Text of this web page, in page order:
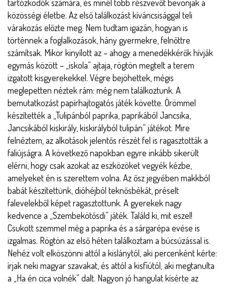
tartózkodók számára, és minél több részvevőt bevonjak a
közösségi életbe. Az első találkozást kíváncsisággal teli
várakozás előzte meg. Nem tudtam igazán, hogyan is
történnek a foglalkozások, hány gyermekre, felnőttre
számítsak. Mikor kinyílott az – ahogy a menedékkérők hívják
egymás között – „iskola” ajtaja, rögtön megtelt a terem
izgatott kisgyerekekkel. Végre bejöhettek, mégis
meglepetten néztek rám: még nem találkoztunk. A
bemutatkozást papírhajtogatós játék követte. Örömmel
készítették a „Tulipánból paprika, paprikából Jancsika,
Jancsikából kiskirály, kiskirályból tulipán” játékot. Mire
felnéztem, az alkotások jelentős részét fel is ragasztották a
faliújságra. A következő napokban egyre inkább sikerült
elérni, hogy csak azokat az eszközöket vegyék kézbe,
amelyeket én is szerettem volna. Az ősz jegyében makkból
babát készítettünk, dióhéjból teknősbékát, préselt
falevelekből képet ragasztottunk. A gyerekek nagy
kedvence a „Szembekötősdi” játék. Találd ki, mit eszel!
Csukott szemmel még a paprika és a sárgarépa evése is
izgalmas. Rögtön az első héten találkoztam a búcsúzással is.
Nehéz volt elköszönni attól a kislánytól, aki percenként kérte:
írjak neki magyar szavakat, és attól a kisfiútól, aki megtanulta
a „Ha én cica volnék” dalt. Nagyon jó hangulat kísérte az